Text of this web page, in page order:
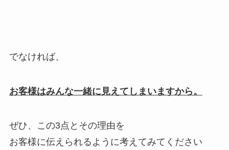
でなければ、
お客様はみんな一緒に見えてしまいますから。
ぜひ、この3点とその理由を
お客様に伝えられるように考えてみてください